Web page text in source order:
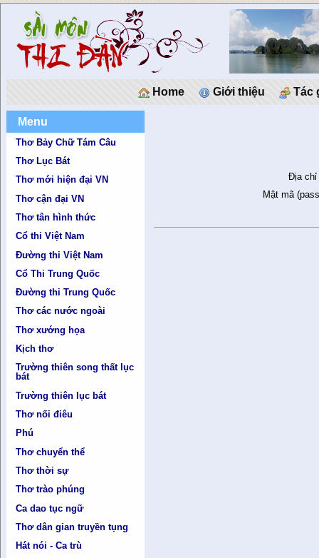
Home Giới thiệu Tác
Menu
Thơ Bảy Chữ Tám Câu
Thơ Lục Bát
Thơ mới hiện đại VN
Thơ cận đại VN
Thơ tân hình thức
Cổ thi Việt Nam
Đường thi Việt Nam
Cổ Thi Trung Quốc
Đường thi Trung Quốc
Thơ các nước ngoài
Thơ xướng họa
Kịch thơ
Trường thiên song thất lục
bát
Trường thiên lục bát
Thơ nối điêu
Phú
Thơ chuyển thể
Thơ thời sự
Thơ trào phúng
Ca dao tục ngữ
Thơ dân gian truyền tụng
Hát nói - Ca trù
Địa chỉ
Mật mã